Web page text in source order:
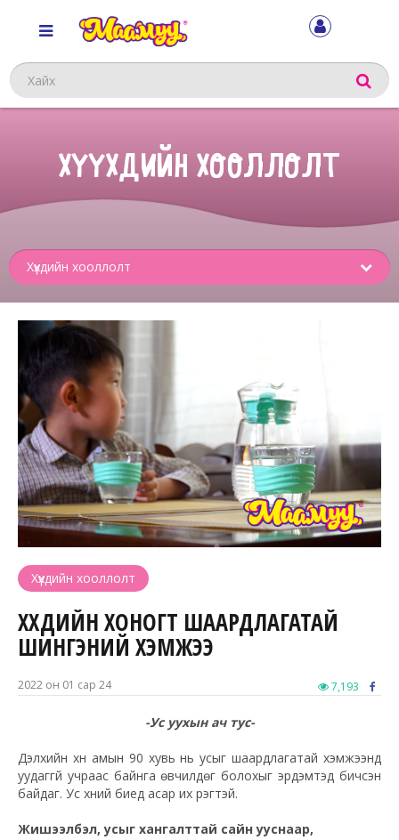
Хайх
ХҮҮХДИЙН ХООЛЛОЛТ
Хүүхдийн хооллолт
ХҮҮХДИЙН ХОНОГТ ШААРДЛАГАТАЙ
ШИНГЭНИЙ ХЭМЖЭЭ
2022 он 01 сар 24 7,193
-Ус уухын ач тус-
Дэлхийн хүн амын 90 хувь нь усыг шаардлагатай хэмжээнд
уудаггүй учраас байнга өвчилдөг болохыг эрдэмтэд бичсэн
байдаг. Ус хүний биед асар их үүрэгтэй.
Жишээлбэл, усыг хангалттай сайн ууснаар,